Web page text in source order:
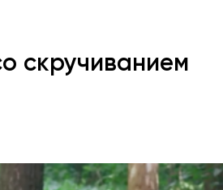
скручиванием